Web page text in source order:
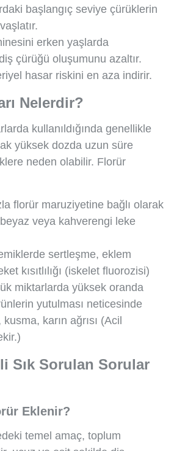
başlangıç seviye çürüklerin
erken yaşlarda
çürüğü oluşumunu azaltır.
hasar riskini en aza indirir.
Nelerdir?
kullanıldığında genellikle
yüksek dozda uzun süre
neden olabilir. Florür
florür maruziyetine bağlı olarak
veya kahverengi leke
sertleşme, eklem
kısıtlılığı (iskelet fluorozisi)
miktarlarda yüksek oranda
yutulması neticesinde
karın ağrısı (Acil
Sık Sorulan Sorular
Eklenir?
temel amaç, toplum